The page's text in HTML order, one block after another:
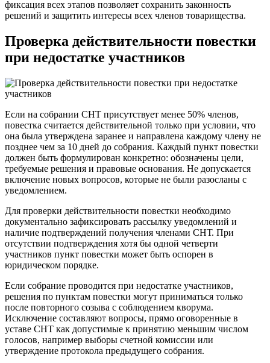
фиксация всех этапов позволяет сохранить законность
решений и защитить интересы всех членов товарищества.
Проверка действительности повестки
при недостатке участников
Если на собрании СНТ присутствует менее 50% членов,
повестка считается действительной только при условии, что
она была утверждена заранее и направлена каждому члену не
позднее чем за 10 дней до собрания. Каждый пункт повестки
должен быть формулирован конкретно: обозначены цели,
требуемые решения и правовые основания. Не допускается
включение новых вопросов, которые не были разосланы с
уведомлением.
Для проверки действительности повестки необходимо
документально зафиксировать рассылку уведомлений и
наличие подтверждений получения членами СНТ. При
отсутствии подтверждения хотя бы одной четверти
участников пункт повестки может быть оспорен в
юридическом порядке.
Если собрание проводится при недостатке участников,
решения по пунктам повестки могут приниматься только
после повторного созыва с соблюдением кворума.
Исключение составляют вопросы, прямо оговоренные в
уставе СНТ как допустимые к принятию меньшим числом
голосов, например выборы счетной комиссии или
утверждение протокола предыдущего собрания.